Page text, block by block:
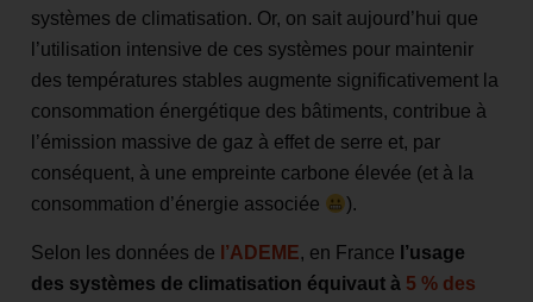
systèmes de climatisation. Or, on sait aujourd’hui que
l’utilisation intensive de ces systèmes pour maintenir
des températures stables augmente significativement la
consommation énergétique des bâtiments, contribue à
l’émission massive de gaz à effet de serre et, par
conséquent, à une empreinte carbone élevée (et à la
consommation d’énergie associée
).
Selon les données de l’ADEME, en France l’usage
des systèmes de climatisation équivaut à 5 % des